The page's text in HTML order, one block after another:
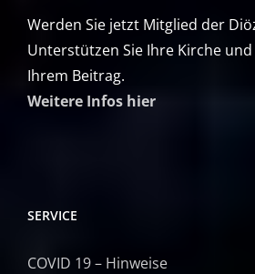
Werden Sie jetzt Mitglied der
Unterstützen Sie Ihre Kirche
Ihrem Beitrag.
Weitere Infos hier
SERVICE
COVID 19 – Hinweise